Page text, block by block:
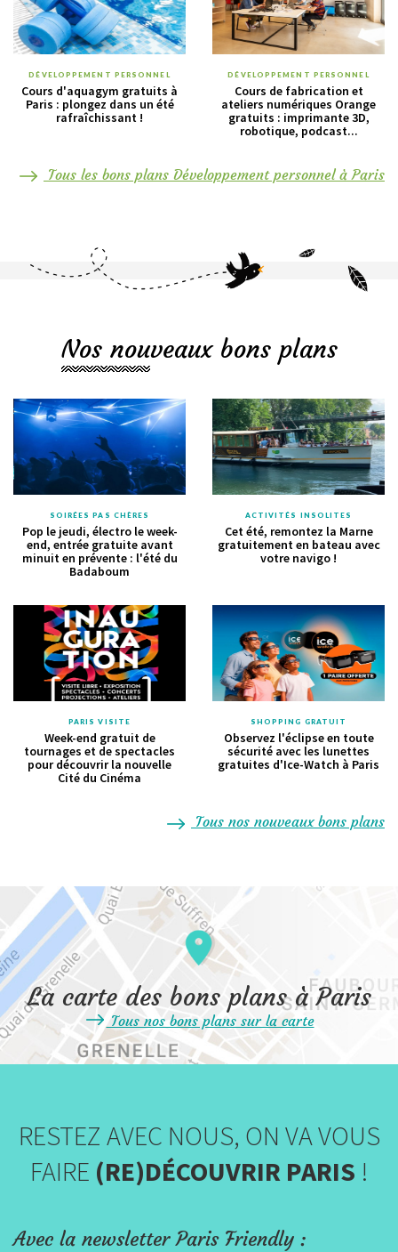
DÉVELOPPEMENT PERSONNEL
Cours d'aquagym gratuits à
Paris : plongez dans un été
rafraîchissant !
DÉVELOPPEMENT PERSONNEL
Cours de fabrication et
ateliers numériques Orange
gratuits : imprimante 3D,
robotique, podcast...
Tous les bons plans Développement personnel à Paris
Nos nouveaux bons plans
SOIRÉES PAS CHÈRES
Pop le jeudi, électro le week-
end, entrée gratuite avant
minuit en prévente : l'été du
Badaboum
ACTIVITÉS INSOLITES
Cet été, remontez la Marne
gratuitement en bateau avec
votre navigo !
PARIS VISITE
Week-end gratuit de
tournages et de spectacles
pour découvrir la nouvelle
Cité du Cinéma
SHOPPING GRATUIT
Observez l'éclipse en toute
sécurité avec les lunettes
gratuites d'Ice-Watch à Paris
Tous nos nouveaux bons plans
La carte des bons plans à Paris
Tous nos bons plans sur la carte
RESTEZ AVEC NOUS, ON VA VOUS
FAIRE (RE)DÉCOUVRIR PARIS !
Avec la newsletter Paris Friendly :